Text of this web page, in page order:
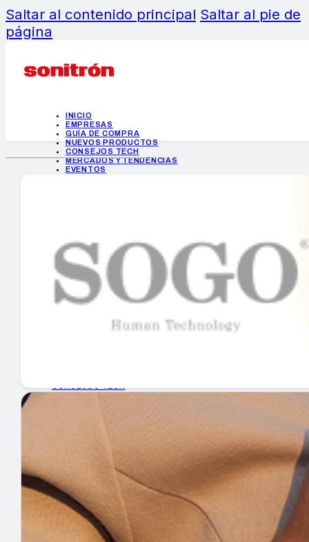
Saltar al contenido principal Saltar al pie de
página
INICIO
EMPRESAS
GUÍA DE COMPRA
NUEVOS PRODUCTOS
CONSEJOS TECH
MERCADOS Y TENDENCIAS
EVENTOS
INICIO
EMPRESAS
GUÍA DE COMPRA
HEMEROTECA